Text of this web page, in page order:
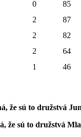
0
85
2
87
2
82
2
64
1 46
že sú to družstvá
že sú to družstvá